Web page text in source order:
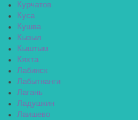
Курчатов
Куса
Кушва
Кызыл
Кыштым
Кяхта
Лабинск
Лабытнанги
Лагань
Ладушкин
Лаишево